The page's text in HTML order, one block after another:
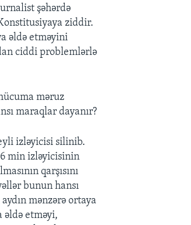
şəhərdə
ziddir.
əldə etməyini
ciddi problemlərlə
məruz
maraqlar dayanır?
izləyicisi silinib.
min izləyicisinin
qarşısını
bunun hansı
mənzərə ortaya
etməyi,